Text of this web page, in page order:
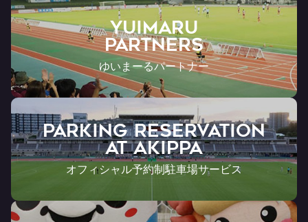
YUIMARU
Partners
ゆいまーるパートナー
PARKING RESERVATION
AT Akippa
オフィシャル予約制駐車場サービス